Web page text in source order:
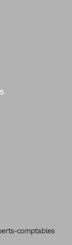
comptables